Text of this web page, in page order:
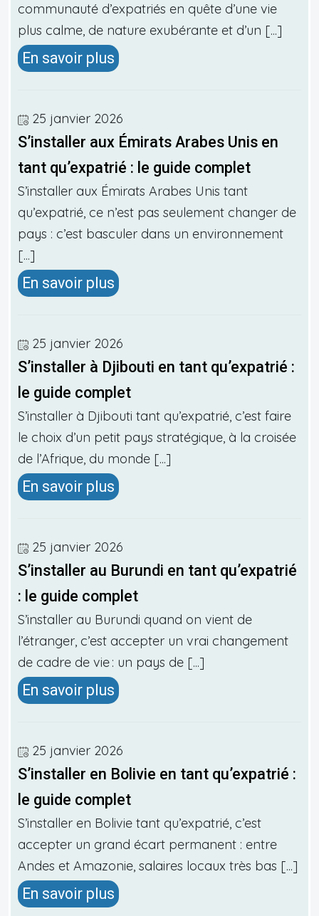
communauté d’expatriés en quête d’une vie
plus calme, de nature exubérante et d’un [...]
En savoir plus
25 janvier 2026
S’installer aux Émirats Arabes Unis en
tant qu’expatrié : le guide complet
S’installer aux Émirats Arabes Unis tant
qu’expatrié, ce n’est pas seulement changer de
pays : c’est basculer dans un environnement
[...]
En savoir plus
25 janvier 2026
S’installer à Djibouti en tant qu’expatrié :
le guide complet
S’installer à Djibouti tant qu’expatrié, c’est faire
le choix d’un petit pays stratégique, à la croisée
de l’Afrique, du monde [...]
En savoir plus
25 janvier 2026
S’installer au Burundi en tant qu’expatrié
: le guide complet
S’installer au Burundi quand on vient de
l’étranger, c’est accepter un vrai changement
de cadre de vie : un pays de [...]
En savoir plus
25 janvier 2026
S’installer en Bolivie en tant qu’expatrié :
le guide complet
S’installer en Bolivie tant qu’expatrié, c’est
accepter un grand écart permanent : entre
Andes et Amazonie, salaires locaux très bas [...]
En savoir plus